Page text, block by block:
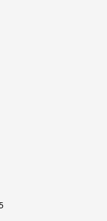
© Компот 2025